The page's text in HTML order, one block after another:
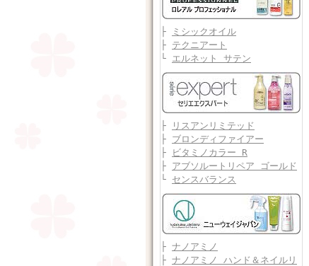
├
ミシックオイル
├ テクニアート
└ エルネット サテン
├
リスアンリミテッド
├ ブロンディファイアー
├
ビタミノカラー R
├ アブソルートリペア ゴールド
└ センスバランス
├ ナノアミノ
├ ナノアミノ ハンド＆ネイルリ